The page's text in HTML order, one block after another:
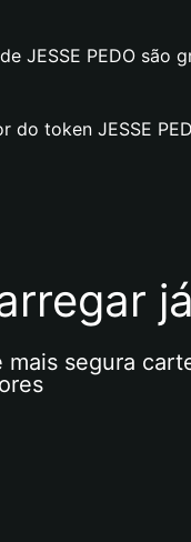
JESSE PEDO são
do token JESSE
mais segura